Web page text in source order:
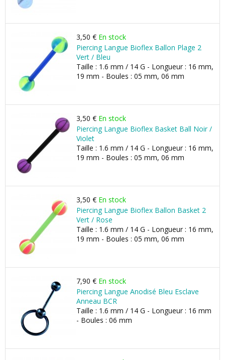
3,50 € En stock
Piercing Langue Bioflex Ballon Plage 2
Vert / Bleu
Taille : 1.6 mm / 14 G - Longueur : 16 mm,
19 mm - Boules : 05 mm, 06 mm
3,50 € En stock
Piercing Langue Bioflex Basket Ball Noir /
Violet
Taille : 1.6 mm / 14 G - Longueur : 16 mm,
19 mm - Boules : 05 mm, 06 mm
3,50 € En stock
Piercing Langue Bioflex Ballon Basket 2
Vert / Rose
Taille : 1.6 mm / 14 G - Longueur : 16 mm,
19 mm - Boules : 05 mm, 06 mm
7,90 € En stock
Piercing Langue Anodisé Bleu Esclave
Anneau BCR
Taille : 1.6 mm / 14 G - Longueur : 16 mm
- Boules : 06 mm